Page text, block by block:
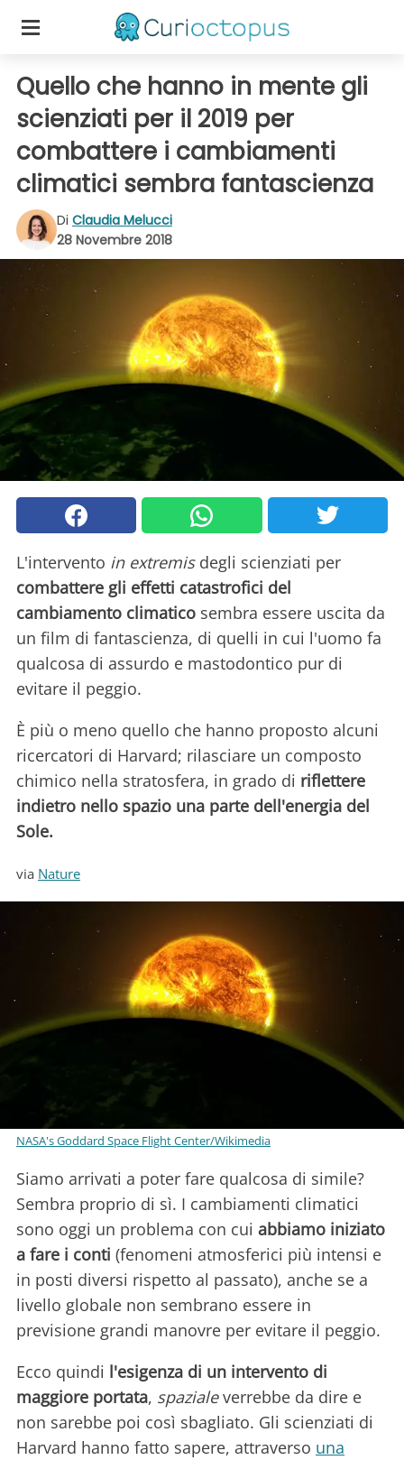
Quello che hanno in mente gli
scienziati per il 2019 per
combattere i cambiamenti
climatici sembra fantascienza
Di Claudia Melucci
28 Novembre 2018
L'intervento in extremisdegli scienziati per
combattere gli effetti catastrofici del
cambiamento climatico sembra essere uscita da
un film di fantascienza, di quelli in cui l'uomo fa
qualcosa di assurdo e mastodontico pur di
evitare il peggio.
È più o meno quello che hanno proposto alcuni
ricercatori di Harvard; rilasciare un composto
chimico nella stratosfera, in grado di riflettere
indietro nello spazio una parte dell'energia del
Sole.
via Nature
NASA's Goddard Space Flight Center/Wikimedia
Siamo arrivati a poter fare qualcosa di simile?
Sembra proprio di sì. I cambiamenti climatici
sono oggi un problema con cui abbiamo iniziato
a fare i conti (fenomeni atmosferici più intensi e
in posti diversi rispetto al passato), anche se a
livello globale non sembrano essere in
previsione grandi manovre per evitare il peggio.
Ecco quindi l'esigenza di un intervento di
maggiore portata, spazialeverrebbe da dire e
non sarebbe poi così sbagliato. Gli scienziati di
Harvard hanno fatto sapere, attraverso una